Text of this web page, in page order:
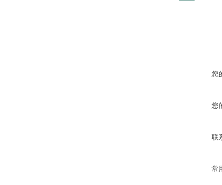
您
您
联
常